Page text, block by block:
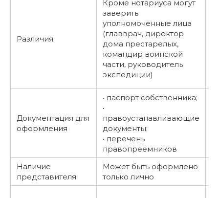
Различия
Кроме нотариуса могут
заверить
уполномоченные лица
(главврач, директор
дома престарелых,
командир воинской
части, руководитель
экспедиции)
Документация для
оформления
• паспорт собственника;
•
правоустанавливающие
документы;
• перечень
правопреемников
Наличие
представителя
Может быть оформлено
только лично